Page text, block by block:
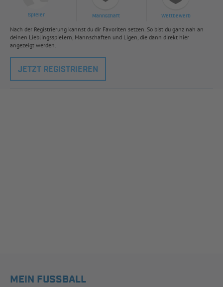
Spieler Mannschaft Wettbewerb
Nach der Registrierung kannst du dir Favoriten setzen. So bist du ganz nah an
deinen Lieblingsspielern, Mannschaften und Ligen, die dann direkt hier
angezeigt werden.
JETZT REGISTRIEREN
MEIN FUSSBALL